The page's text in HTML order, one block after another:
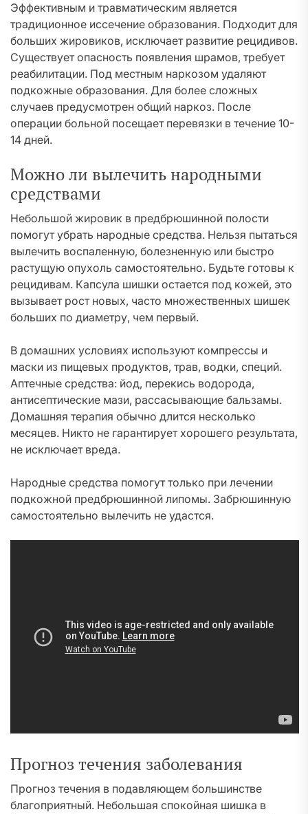
Эффективным и травматическим является
традиционное иссечение образования. Подходит для
больших жировиков, исключает развитие рецидивов.
Существует опасность появления шрамов, требует
реабилитации. Под местным наркозом удаляют
подкожные образования. Для более сложных
случаев предусмотрен общий наркоз. После
операции больной посещает перевязки в течение 10-
14 дней.
Можно ли вылечить народными
средствами
Небольшой жировик в предбрюшинной полости
помогут убрать народные средства. Нельзя пытаться
вылечить воспаленную, болезненную или быстро
растущую опухоль самостоятельно. Будьте готовы к
рецидивам. Капсула шишки остается под кожей, это
вызывает рост новых, часто множественных шишек
больших по диаметру, чем первый.
В домашних условиях используют компрессы и
маски из пищевых продуктов, трав, водки, специй.
Аптечные средства: йод, перекись водорода,
антисептические мази, рассасывающие бальзамы.
Домашняя терапия обычно длится несколько
месяцев. Никто не гарантирует хорошего результата,
не исключает вреда.
Народные средства помогут только при лечении
подкожной предбрюшинной липомы. Забрюшинную
самостоятельно вылечить не удастся.
Прогноз течения заболевания
Прогноз течения в подавляющем большинстве
благоприятный. Небольшая спокойная шишка в